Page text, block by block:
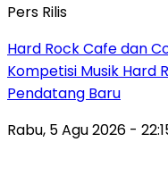
Pers Rilis
Hard Rock Cafe dan
Kompetisi Musik Hard
Pendatang Baru
Rabu, 5 Agu 2026 -